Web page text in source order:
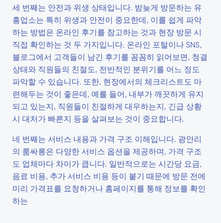
세 번째는 안전과 위생 상태입니다. 밤늦게 방문하는 유
흥업소는 특히 위생과 안전이 중요한데, 이를 쉽게 파악
하는 방법은 온라인 후기를 참고하는 것과 현장 방문 시
직접 확인하는 것 두 가지입니다. 온라인 포털이나 SNS,
블로그에서 고객들이 남긴 후기를 꼼꼼히 읽어보면, 청결
상태와 직원들의 친절도, 전반적인 분위기를 어느 정도
파악할 수 있습니다. 또한, 현장에서의 체크리스트도 마
련해두는 것이 좋은데, 예를 들어, 내부가 깨끗하게 유지
되고 있는지, 직원들이 친절하게 대우하는지, 긴급 상황
시 대처가 빠른지 등을 살펴보는 것이 중요합니다.
네 번째는 서비스 내용과 가격 구조 이해입니다. 광안리
의 룸싸롱은 다양한 서비스 옵션을 제공하며, 가격 구조
도 업체마다 차이가 큽니다. 일반적으로는 시간당 요금,
음료 비용, 추가 서비스 비용 등이 붙기 때문에 방문 전에
미리 가격표를 요청하거나 홈페이지를 통해 정보를 확인
하는